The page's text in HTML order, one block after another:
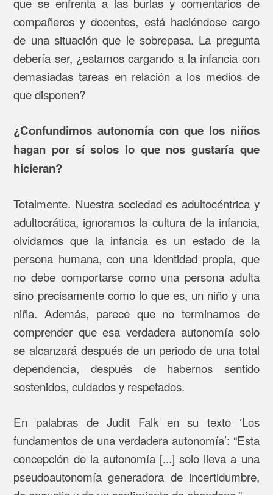
compañeros y docentes, está haciéndose cargo
de una situación que le sobrepasa. La pregunta
debería ser, ¿estamos cargando a la infancia con
demasiadas tareas en relación a los medios de
que disponen?
¿Confundimos autonomía con que los niños
hagan por sí solos lo que nos gustaría que
hicieran?
Totalmente. Nuestra sociedad es adultocéntrica y
adultocrática, ignoramos la cultura de la infancia,
olvidamos que la infancia es un estado de la
persona humana, con una identidad propia, que
no debe comportarse como una persona adulta
sino precisamente como lo que es, un niño y una
niña. Además, parece que no terminamos de
comprender que esa verdadera autonomía solo
se alcanzará después de un periodo de una total
dependencia, después de habernos sentido
sostenidos, cuidados y respetados.
En palabras de Judit Falk en su texto ‘Los
fundamentos de una verdadera autonomía’: “Esta
concepción de la autonomía [...] solo lleva a una
pseudoautonomía generadora de incertidumbre,